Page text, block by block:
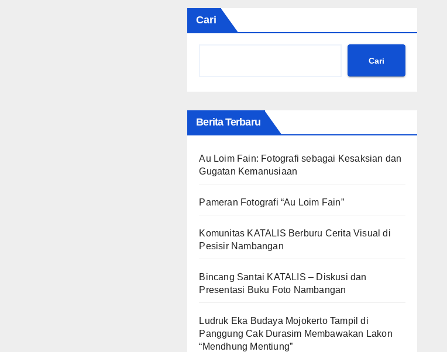
Cari
Cari
Berita Terbaru
Au Loim Fain: Fotografi sebagai Kesaksian dan
Gugatan Kemanusiaan
Pameran Fotografi “Au Loim Fain”
Komunitas KATALIS Berburu Cerita Visual di
Pesisir Nambangan
Bincang Santai KATALIS – Diskusi dan
Presentasi Buku Foto Nambangan
Ludruk Eka Budaya Mojokerto Tampil di
Panggung Cak Durasim Membawakan Lakon
“Mendhung Mentiung”